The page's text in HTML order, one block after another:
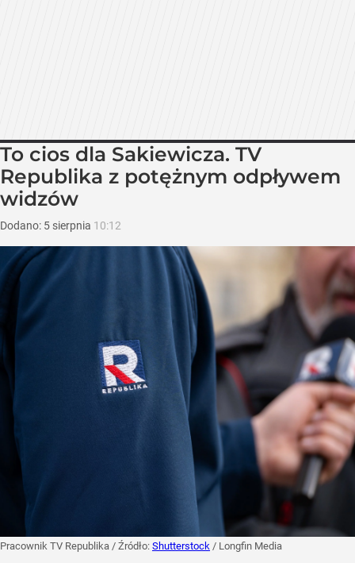
To cios dla Sakiewicza. TV
Republika z potężnym odpływem
widzów
Dodano: 5 sierpnia 10:12
Pracownik TV Republika / Źródło: Shutterstock / Longfin Media